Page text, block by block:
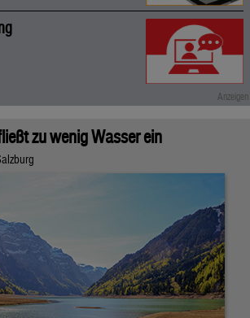
zu wenig Wasser ein